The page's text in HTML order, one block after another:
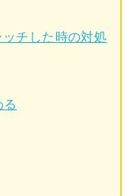
チした時の対処